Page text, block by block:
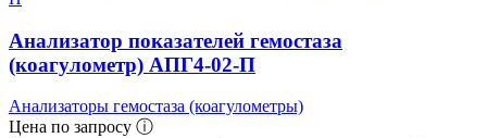
Анализатор показателей гемостаза
(коагулометр) АПГ4-02-П
Анализаторы гемостаза (коагулометры)
Цена по запросу ⓘ